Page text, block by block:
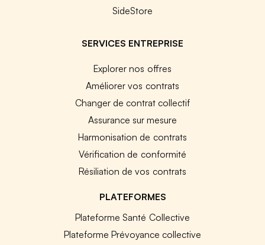
SideStore
SERVICES ENTREPRISE
Explorer nos offres
Améliorer vos contrats
Changer de contrat collectif
Assurance sur mesure
Harmonisation de contrats
Vérification de conformité
Résiliation de vos contrats
PLATEFORMES
Plateforme Santé Collective
Plateforme Prévoyance collective